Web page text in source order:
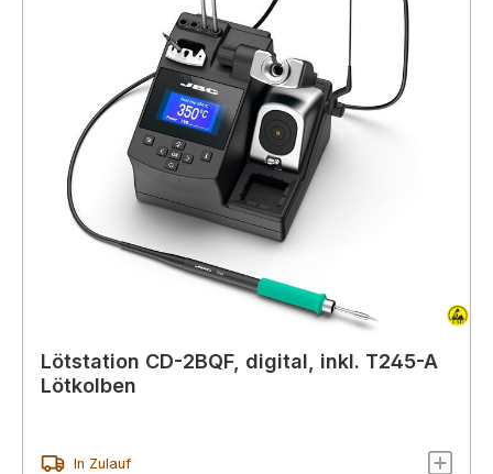
Lötstation CD-2BQF, digital, inkl. T245-A
Lötkolben
In Zulauf